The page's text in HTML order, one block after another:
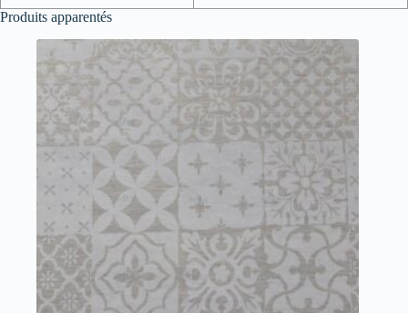
Produits apparentés